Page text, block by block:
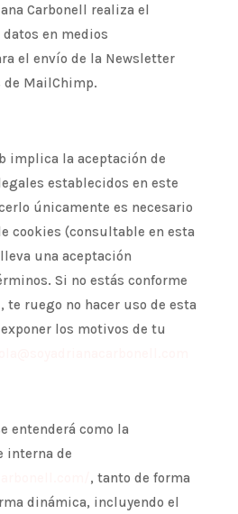
Carbonell realiza el
en medios
el envío de la Newsletter
MailChimp.
implica la aceptación de
establecidos en este
únicamente es necesario
cookies (consultable en esta
una aceptación
Si no estás conforme
te ruego no hacer uso de esta
los motivos de tu
entenderá como la
interna de
, tanto de forma
dinámica, incluyendo el